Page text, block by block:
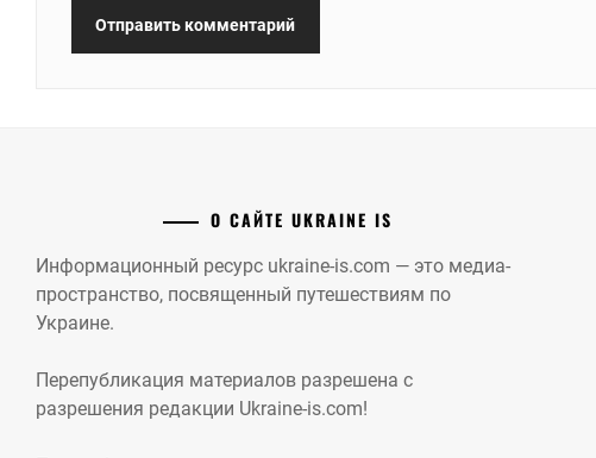
О САЙТЕ UKRAINE IS
Информационный ресурс ukraine-is.com — это медиа-
пространство, посвященный путешествиям по
Украине.
Перепубликация материалов разрешена с
разрешения редакции Ukraine-is.com!